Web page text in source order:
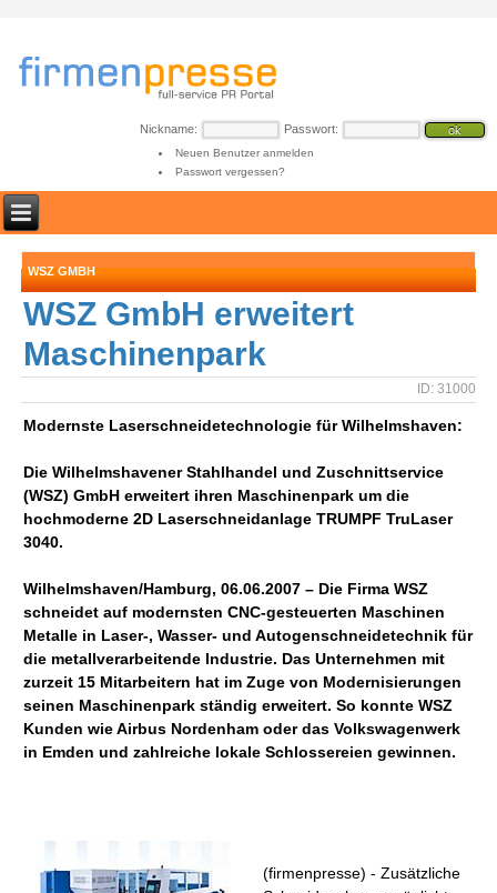
Nickname: Passwort:
Neuen Benutzer anmelden
Passwort vergessen?
WSZ GMBH
WSZ GmbH erweitert
Maschinenpark
ID: 31000
Modernste Laserschneidetechnologie für Wilhelmshaven:
Die Wilhelmshavener Stahlhandel und Zuschnittservice
(WSZ) GmbH erweitert ihren Maschinenpark um die
hochmoderne 2D Laserschneidanlage TRUMPF TruLaser
3040.
Wilhelmshaven/Hamburg, 06.06.2007 – Die Firma WSZ
schneidet auf modernsten CNC-gesteuerten Maschinen
Metalle in Laser-, Wasser- und Autogenschneidetechnik für
die metallverarbeitende Industrie. Das Unternehmen mit
zurzeit 15 Mitarbeitern hat im Zuge von Modernisierungen
seinen Maschinenpark ständig erweitert. So konnte WSZ
Kunden wie Airbus Nordenham oder das Volkswagenwerk
in Emden und zahlreiche lokale Schlossereien gewinnen.
(firmenpresse) - Zusätzliche